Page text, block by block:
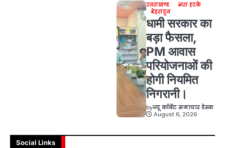
उत्तराखण्ड
ज़रा हटके
देहरादून
धामी सरकार का
बड़ा फैसला,
PM आवास
परियोजनाओं की
होगी नियमित
निगरानी।
byन्यू कॉर्बेट समाचार डेस्क
August 6, 2026
Social Links